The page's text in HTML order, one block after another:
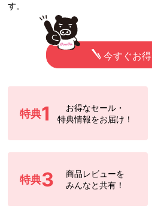
す。
今すぐお
特典1
お得なセール・
特典情報をお届け！
特典3
商品レビューを
みんなと共有！